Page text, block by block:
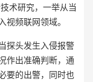
术研究，一举从当
频联网领域。
探头发生入侵报警
作出准确判断，通
要的出警，同时也